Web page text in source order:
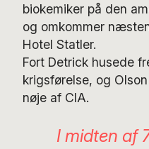
biokemiker på den
og omkommer
Hotel Statler.
Fort Detrick husede
krigsførelse, og
nøje af CIA.
I midten af